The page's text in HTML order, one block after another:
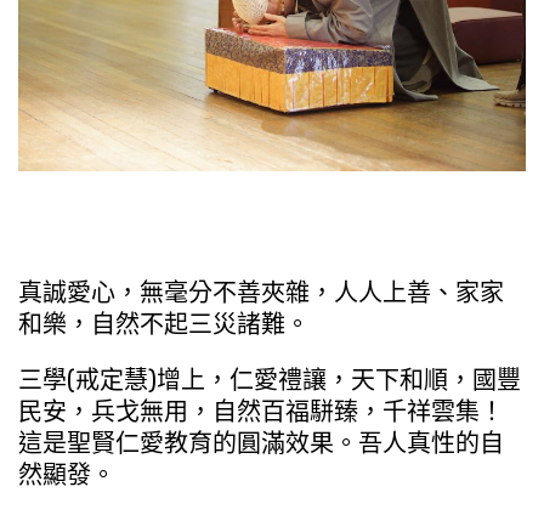
真誠愛心，無毫分不善夾雜，人人上善、家家
和樂，自然不起三災諸難。
三學(戒定慧)增上，仁愛禮讓，天下和順，國豐
民安，兵戈無用，自然百福駢臻，千祥雲集！
這是聖賢仁愛教育的圓滿效果。吾人真性的自
然顯發。